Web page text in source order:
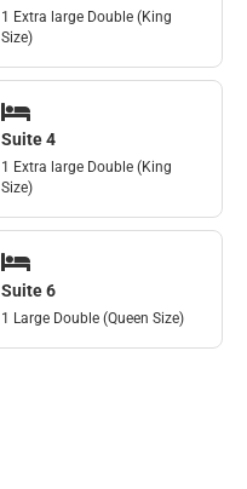
1 Extra large Double (King
Size)
Suite 4
1 Extra large Double (King
Size)
Suite 6
1 Large Double (Queen Size)